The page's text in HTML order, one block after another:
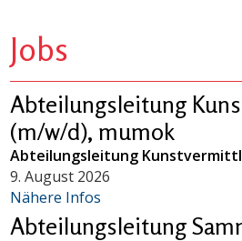
Jobs
Abteilungsleitung
(m/w/d), mumok
Abteilungsleitung
9. August 2026
Nähere Infos
Abteilungsleitung